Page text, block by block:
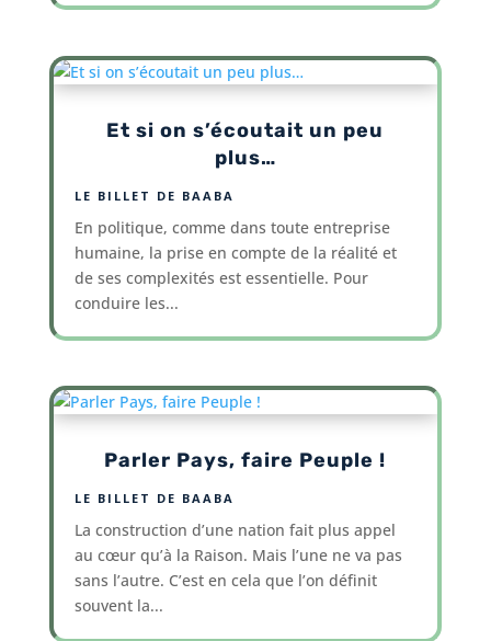
Et si on s’écoutait un peu
plus…
LE BILLET DE BAABA
En politique, comme dans toute entreprise
humaine, la prise en compte de la réalité et
de ses complexités est essentielle. Pour
conduire les...
Parler Pays, faire Peuple !
LE BILLET DE BAABA
La construction d’une nation fait plus appel
au cœur qu’à la Raison. Mais l’une ne va pas
sans l’autre. C’est en cela que l’on définit
souvent la...